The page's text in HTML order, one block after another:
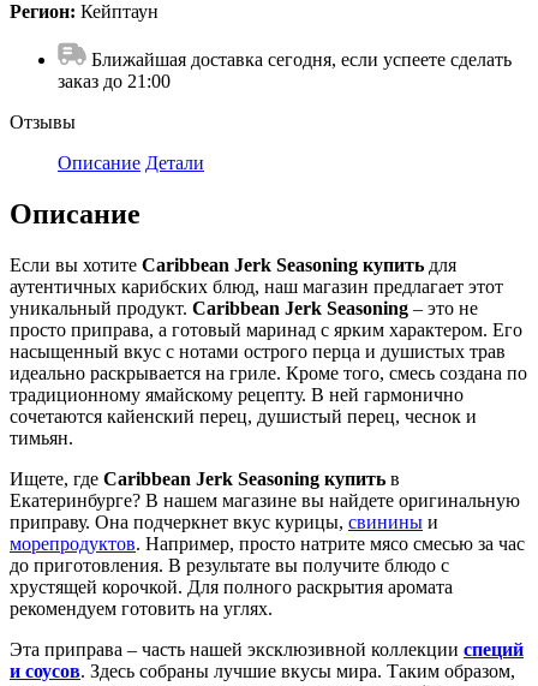
Регион: Кейптаун
Ближайшая доставка сегодня, если успеете сделать
заказ до 21:00
Отзывы
Описание Детали
Описание
Если вы хотите Caribbean Jerk Seasoning купить для
аутентичных карибских блюд, наш магазин предлагает этот
уникальный продукт. Caribbean Jerk Seasoning – это не
просто приправа, а готовый маринад с ярким характером. Его
насыщенный вкус с нотами острого перца и душистых трав
идеально раскрывается на гриле. Кроме того, смесь создана по
традиционному ямайскому рецепту. В ней гармонично
сочетаются кайенский перец, душистый перец, чеснок и
тимьян.
Ищете, где Caribbean Jerk Seasoning купить в
Екатеринбурге? В нашем магазине вы найдете оригинальную
приправу. Она подчеркнет вкус курицы, свинины и
морепродуктов. Например, просто натрите мясо смесью за час
до приготовления. В результате вы получите блюдо с
хрустящей корочкой. Для полного раскрытия аромата
рекомендуем готовить на углях.
Эта приправа – часть нашей эксклюзивной коллекции специй
и соусов. Здесь собраны лучшие вкусы мира. Таким образом,